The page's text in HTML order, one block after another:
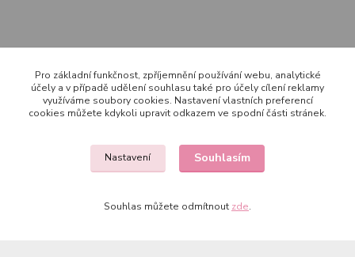
PO-PÁ 10-20h., SO+NE 14-20h.
Pro základní funkčnost, zpříjemnění používání webu, analytické
účely a v případě udělení souhlasu také pro účely cílení reklamy
využíváme soubory cookies. Nastavení vlastních preferencí
cookies můžete kdykoli upravit odkazem ve spodní části stránek.
Nastavení Souhlasím
Souhlas můžete odmítnout zde.